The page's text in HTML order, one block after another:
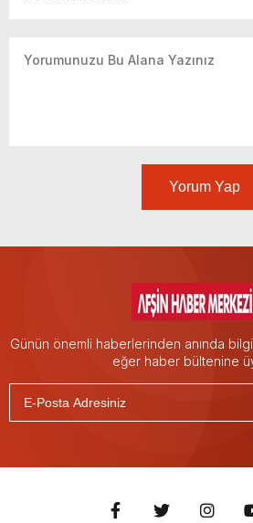
Yorum Yap
Günün önemli haberlerinden anında
eğer haber bültenine